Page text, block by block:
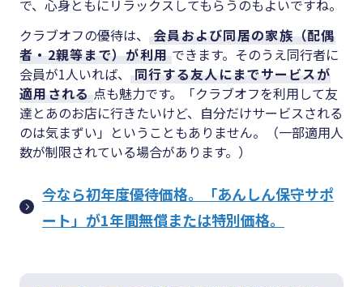
で、心身ともにリラックスしてもらうのもよいですね。
クラブオフの優待は、
会員および同居の家族（配偶
者・2親等まで）が利用 できます。そのうえ同行者に
会員が1人いれば、
同行する友人にまでサービスが
適用される 点も魅力です。「クラブオフを利用して友
達とあのお店に行きたいけど、自分だけサービスされる
のは気まずい」ということもありません。（一部適用人
数が制限されている場合があります。）
今なら初年度優待価格。「あんしん保守サポ
ート」が1年間無償または特別価格。